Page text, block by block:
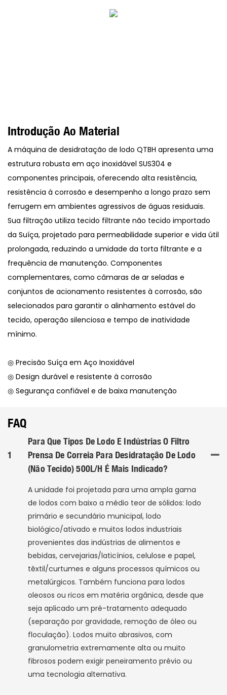
Introdução Ao Material
A máquina de desidratação de lodo QTBH apresenta uma
estrutura robusta em aço inoxidável SUS304 e
componentes principais, oferecendo alta resistência,
resistência à corrosão e desempenho a longo prazo sem
ferrugem em ambientes agressivos de águas residuais.
Sua filtração utiliza tecido filtrante não tecido importado
da Suíça, projetado para permeabilidade superior e vida útil
prolongada, reduzindo a umidade da torta filtrante e a
frequência de manutenção. Componentes
complementares, como câmaras de ar seladas e
conjuntos de acionamento resistentes à corrosão, são
selecionados para garantir o alinhamento estável do
tecido, operação silenciosa e tempo de inatividade
mínimo.
◎ Precisão Suíça em Aço Inoxidável
◎ Design durável e resistente à corrosão
◎ Segurança confiável e de baixa manutenção
FAQ
1
Para Que Tipos De Lodo E Indústrias O Filtro
Prensa De Correia Para Desidratação De Lodo
(Não Tecido) 500L/h É Mais Indicado?
A unidade foi projetada para uma ampla gama
de lodos com baixo a médio teor de sólidos: lodo
primário e secundário municipal, lodo
biológico/ativado e muitos lodos industriais
provenientes das indústrias de alimentos e
bebidas, cervejarias/laticínios, celulose e papel,
têxtil/curtumes e alguns processos químicos ou
metalúrgicos. Também funciona para lodos
oleosos ou ricos em matéria orgânica, desde que
seja aplicado um pré-tratamento adequado
(separação por gravidade, remoção de óleo ou
floculação). Lodos muito abrasivos, com
granulometria extremamente alta ou muito
fibrosos podem exigir peneiramento prévio ou
uma tecnologia alternativa.